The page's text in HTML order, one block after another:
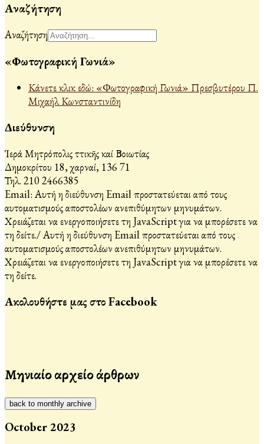
Αναζήτηση
Αναζήτηση
«Φωτογραφική Γωνιά»
Κάνετε κλικ εδώ: «Φωτογραφική Γωνιά» Πρεσβυτέρου Π.
Μιχαήλ Κωνσταντινίδη
Διεύθυνση
Ἱερά Μητρόπολις Ἀττικῆς καί Βοιωτίας
Δημοκρίτου 18, Ἀχαρναί, 136 71
Τηλ. 210 2466385
Email: Αυτή η διεύθυνση Email προστατεύεται από τους
αυτοματισμούς αποστολέων ανεπιθύμητων μηνυμάτων.
Χρειάζεται να ενεργοποιήσετε τη JavaScript για να μπορέσετε να
τη δείτε./Αυτή η διεύθυνση Email προστατεύεται από τους
αυτοματισμούς αποστολέων ανεπιθύμητων μηνυμάτων.
Χρειάζεται να ενεργοποιήσετε τη JavaScript για να μπορέσετε να
τη δείτε.
Ακολουθήστε μας στο Facebook
Μηνιαίο αρχείο άρθρων
back to monthly archive
October 2023